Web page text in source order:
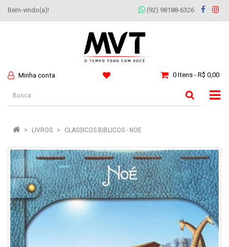
Bem-vindo(a)! (92) 98188-6326
Minha conta 0 Itens - R$ 0,00
LIVROS CLASSICOS BIBLICOS - NOE